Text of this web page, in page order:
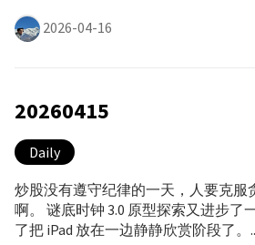
2026-04-16
20260415
Daily
炒股没有遵守纪律的一天，人要克服
啊。 谜底时钟 3.0 原型探索又进步了
了把 iPad 放在一边静静欣赏阶段了。